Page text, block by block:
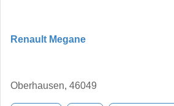
Renault Megane
Oberhausen, 46049